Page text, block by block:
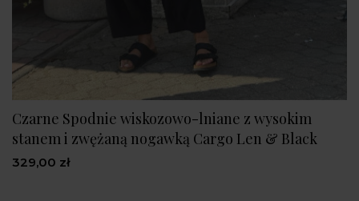
Czarne Spodnie wiskozowo-lniane z wysokim
stanem i zwężaną nogawką Cargo Len & Black
329,00 zł